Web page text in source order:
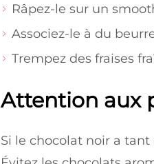
Râpez-le sur un
Associez-le à du
Trempez des fraises
Attention aux
Si le chocolat noir a